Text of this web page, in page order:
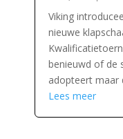
Viking
nieuwe
benieuwd of de
adopteert maar
Lees meer